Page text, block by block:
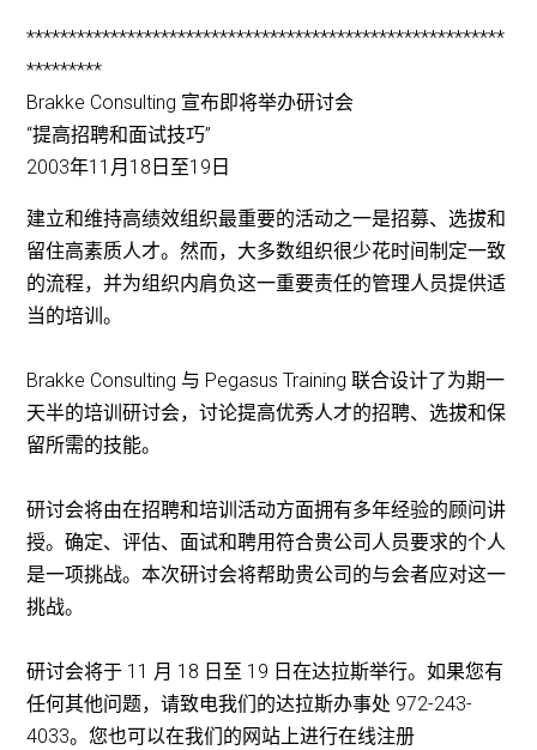
*********************************************************
*********
Brakke Consulting 宣布即将举办研讨会
“提高招聘和面试技巧”
2003年11月18日至19日
建立和维持高绩效组织最重要的活动之一是招募、选拔和
留住高素质人才。然而，大多数组织很少花时间制定一致
的流程，并为组织内肩负这一重要责任的管理人员提供适
当的培训。
Brakke Consulting 与 Pegasus Training 联合设计了为期一
天半的培训研讨会，讨论提高优秀人才的招聘、选拔和保
留所需的技能。
研讨会将由在招聘和培训活动方面拥有多年经验的顾问讲
授。确定、评估、面试和聘用符合贵公司人员要求的个人
是一项挑战。本次研讨会将帮助贵公司的与会者应对这一
挑战。
研讨会将于 11 月 18 日至 19 日在达拉斯举行。如果您有
任何其他问题，请致电我们的达拉斯办事处 972-243-
4033。您也可以在我们的网站上进行在线注册